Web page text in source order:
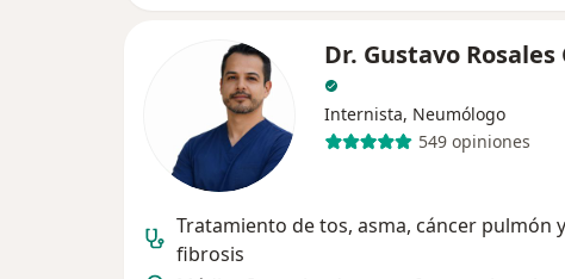
Dr. Gustavo Rosales
Internista, Neumólogo
549 opiniones
Tratamiento de tos, asma, cáncer pulmón y
fibrosis